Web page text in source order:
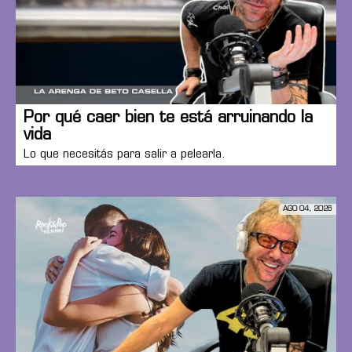
Por qué caer bien te está arruinando la
vida
Lo que necesitás para salir a pelearla.
AGO 04, 2026